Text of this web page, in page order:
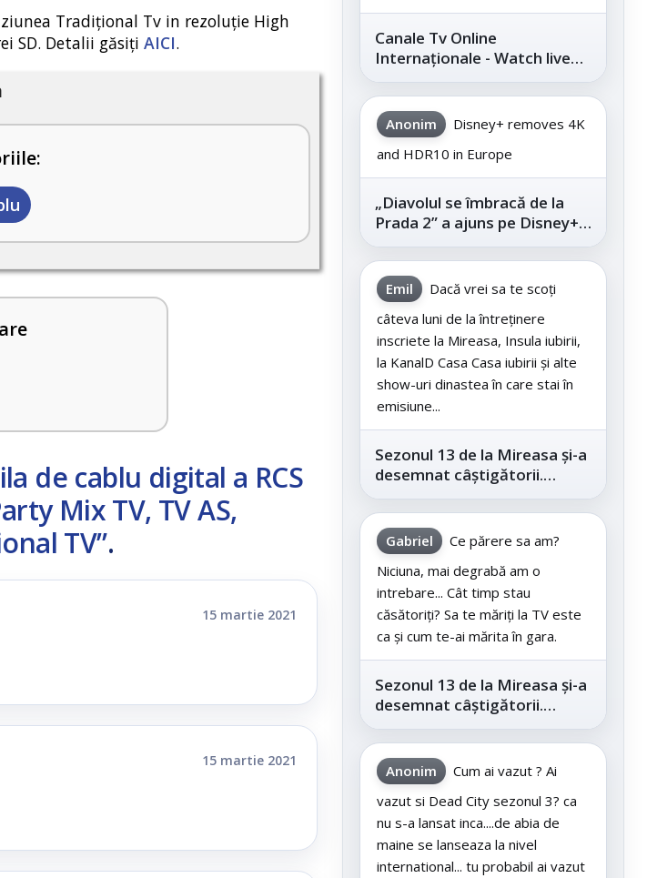
Tradițional Tv in rezoluție High
SD. Detalii găsiți AICI.
de cablu digital a RCS
Mix TV, TV AS,
TV”.
15 martie 2021
15 martie 2021
Canale Tv Online
Internaționale - Watch live
channels legally
Anonim
Disney+ removes 4K
and HDR10 in Europe
„Diavolul se îmbracă de la
Prada 2” a ajuns pe Disney+,
după succesul din
cinematografe
Emil
Dacă vrei sa te scoți
câteva luni de la întreținere
inscriete la Mireasa, Insula iubirii,
la KanalD Casa Casa iubirii și alte
show-uri dinastea în care stai în
emisiune...
Sezonul 13 de la Mireasa și-a
desemnat câștigătorii.
Telespectatorii au decis care
este...
Gabriel
Ce părere sa am?
Niciuna, mai degrabă am o
intrebare... Cât timp stau
căsătoriți? Sa te măriți la TV este
ca și cum te-ai mărita în gara.
Sezonul 13 de la Mireasa și-a
desemnat câștigătorii.
Telespectatorii au decis care
este...
Anonim
Cum ai vazut ? Ai
vazut si Dead City sezonul 3? ca
nu s-a lansat inca....de abia de
maine se lanseaza la nivel
international... tu probabil ai vazut